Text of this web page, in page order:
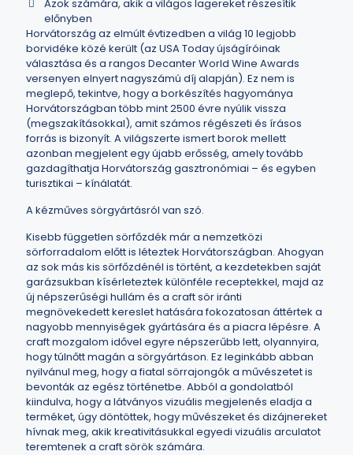
Azok számára, akik a világos lagereket részesítik
előnyben
Horvátország az elmúlt évtizedben a világ 10 legjobb
borvidéke közé került (az USA Today újságíróinak
választása és a rangos Decanter World Wine Awards
versenyen elnyert nagyszámú díj alapján). Ez nem is
meglepő, tekintve, hogy a borkészítés hagyománya
Horvátországban több mint 2500 évre nyúlik vissza
(megszakításokkal), amit számos régészeti és írásos
forrás is bizonyít. A világszerte ismert borok mellett
azonban megjelent egy újabb erősség, amely tovább
gazdagíthatja Horvátország gasztronómiai – és egyben
turisztikai – kínálatát.
A kézműves sörgyártásról van szó.
Kisebb független sörfőzdék már a nemzetközi
sörforradalom előtt is léteztek Horvátországban. Ahogyan
az sok más kis sörfőzdénél is történt, a kezdetekben saját
garázsukban kísérleteztek különféle receptekkel, majd az
új népszerűségi hullám és a craft sör iránti
megnövekedett kereslet hatására fokozatosan áttértek a
nagyobb mennyiségek gyártására és a piacra lépésre. A
craft mozgalom idővel egyre népszerűbb lett, olyannyira,
hogy túlnőtt magán a sörgyártáson. Ez leginkább abban
nyilvánul meg, hogy a fiatal sörrajongók a művészetet is
bevonták az egész történetbe. Abból a gondolatból
kiindulva, hogy a látványos vizuális megjelenés eladja a
terméket, úgy döntöttek, hogy művészeket és dizájnereket
hívnak meg, akik kreativitásukkal egyedi vizuális arculatot
teremtenek a craft sörök számára.